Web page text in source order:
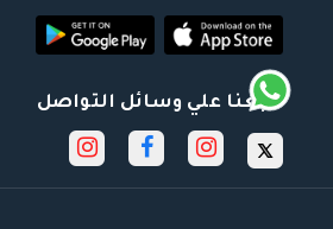
تابعنا علي وسائل التواصل